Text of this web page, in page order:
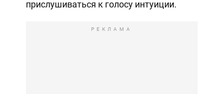
прислушиваться к голосу интуиции.
РЕКЛАМА